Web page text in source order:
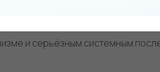
области и лихорадкой.
и серьёзным системным